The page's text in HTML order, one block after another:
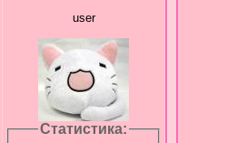
user
Статистика: